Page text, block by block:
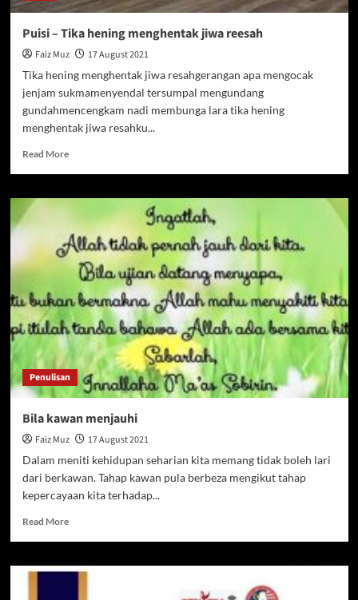
Puisi – Tika hening menghentak jiwa reesah
Faiz Muz
17 August 2021
Tika hening menghentak jiwa resahgerangan apa mengocak
jenjam sukmamenyendal tersumpal mengundang
gundahmencengkam nadi membunga lara tika hening
menghentak jiwa resahku...
Read MoreRead
Puisi
Tika
hening
menghentak
jiwa
reesah
Penulisan
Bila kawan menjauhi
Faiz Muz
17 August 2021
Dalam meniti kehidupan seharian kita memang tidak boleh lari
dari berkawan. Tahap kawan pula berbeza mengikut tahap
kepercayaan kita terhadap...
Read MoreRead
Bila
kawan